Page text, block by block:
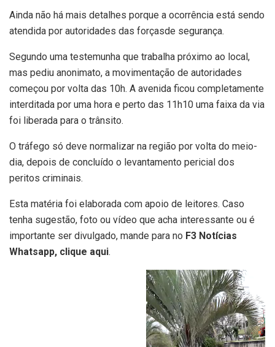
Ainda não há mais detalhes porque a ocorrência está sendo
atendida por autoridades das forçasde segurança.
Segundo uma testemunha que trabalha próximo ao local,
mas pediu anonimato, a movimentação de autoridades
começou por volta das 10h. A avenida ficou completamente
interditada por uma hora e perto das 11h10 uma faixa da via
foi liberada para o trânsito.
O tráfego só deve normalizar na região por volta do meio-
dia, depois de concluído o levantamento pericial dos
peritos criminais.
Esta matéria foi elaborada com apoio de leitores. Caso
tenha sugestão, foto ou vídeo que acha interessante ou é
importante ser divulgado, mande para no F3 Notícias
Whatsapp, clique aqui.